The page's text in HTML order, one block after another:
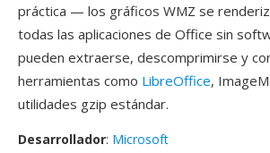
práctica — los gráficos WMZ se
todas las aplicaciones de Office sin
pueden extraerse, descomprimirse y
herramientas como LibreOffice,
utilidades gzip estándar.
Desarrollador: Microsoft